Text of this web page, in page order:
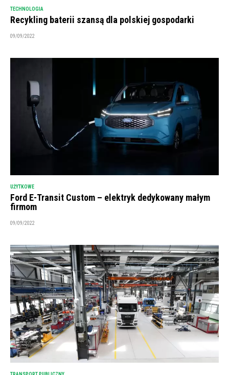
TECHNOLOGIA
Recykling baterii szansą dla polskiej gospodarki
09/09/2022
UŻYTKOWE
Ford E-Transit Custom – elektryk dedykowany małym
firmom
09/09/2022